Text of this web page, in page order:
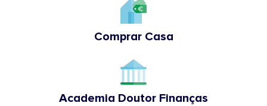
Comprar Casa
Academia Doutor Finanças